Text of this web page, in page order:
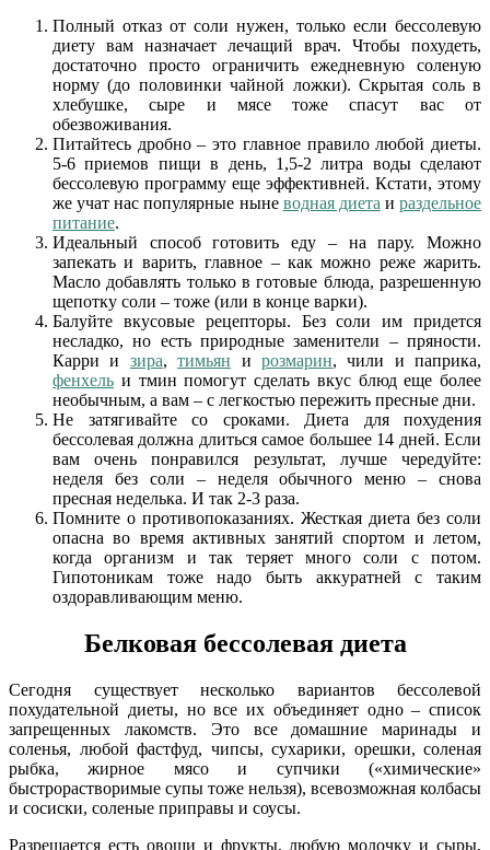
Полный отказ от соли нужен, только если бессолевую
диету вам назначает лечащий врач. Чтобы похудеть,
достаточно просто ограничить ежедневную соленую
норму (до половинки чайной ложки). Скрытая соль в
хлебушке, сыре и мясе тоже спасут вас от
обезвоживания.
Питайтесь дробно – это главное правило любой диеты.
5-6 приемов пищи в день, 1,5-2 литра воды сделают
бессолевую программу еще эффективней. Кстати, этому
же учат нас популярные ныне водная диета и раздельное
питание.
Идеальный способ готовить еду – на пару. Можно
запекать и варить, главное – как можно реже жарить.
Масло добавлять только в готовые блюда, разрешенную
щепотку соли – тоже (или в конце варки).
Балуйте вкусовые рецепторы. Без соли им придется
несладко, но есть природные заменители – пряности.
Карри и зира,тимьян и розмарин, чили и паприка,
фенхель и тмин помогут сделать вкус блюд еще более
необычным, а вам – с легкостью пережить пресные дни.
Не затягивайте со сроками. Диета для похудения
бессолевая должна длиться самое большее 14 дней. Если
вам очень понравился результат, лучше чередуйте:
неделя без соли – неделя обычного меню – снова
пресная неделька. И так 2-3 раза.
Помните о противопоказаниях. Жесткая диета без соли
опасна во время активных занятий спортом и летом,
когда организм и так теряет много соли с потом.
Гипотоникам тоже надо быть аккуратней с таким
оздоравливающим меню.
Белковая бессолевая диета
Сегодня существует несколько вариантов бессолевой
похудательной диеты, но все их объединяет одно – список
запрещенных лакомств. Это все домашние маринады и
соленья, любой фастфуд, чипсы, сухарики, орешки, соленая
рыбка, жирное мясо и супчики («химические»
быстрорастворимые супы тоже нельзя), всевозможная колбасы
и сосиски, соленые приправы и соусы.
Разрешается есть овощи и фрукты, любую молочку и сыры,